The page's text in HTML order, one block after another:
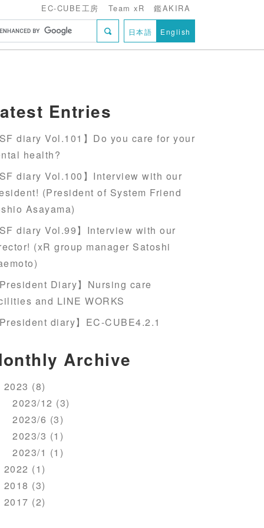
EC-CUBE工房 Team xR 鑑AKIRA
日本語 English
Entries
diary Vol.101】Do you care for your
health?
diary Vol.100】Interview with our
(President of System Friend
Asayama)
diary Vol.99】Interview with our
(xR group manager Satoshi
Diary】Nursing care
and LINE WORKS
diary】EC-CUBE4.2.1
Archive
2023 (8)
2023/12 (3)
2023/6 (3)
2023/3 (1)
2023/1 (1)
2022 (1)
2018 (3)
2017 (2)